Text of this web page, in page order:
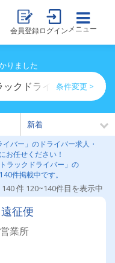
会員登録ログイン メニュー
りました
クドライバーのドライ
条件変更 >
バー」のドライバー求人・
お任せください！
ラックドライバー」の
件掲載中です。
140 件 120~140件目を表示中
征便
業所